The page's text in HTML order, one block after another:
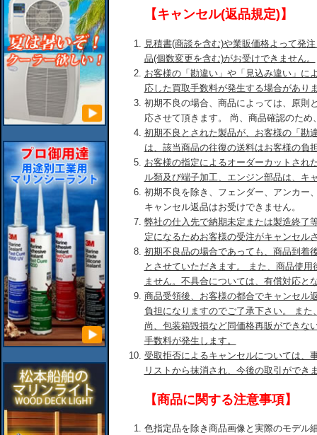
【キャンセル(返品規定)】
見積書(商談を含む)や業販価格よって発
品(個数変更を含む)がお受けできません。
お客様の「勘違い」や「見込み違い」に
応した買取手数料が発生する場合があり
初期不良の場合、商品によっては、原則
応させて頂きます。 尚、商品確認のた
初期不良とされた製品が、お客様の「勘
は、該当商品の往復の送料はお客様の負
お客様の指定によるオーダーカットされ
ル類及び端子加工、エンジン部品は、キ
初期不良を除き、フェンダー、アンカー
キャンセル返品はお受けできません。
弊社の仕入先で納期未定または製造終了
定になるためお客様の受注がキャンセル
初期不良品の場合であっても、商品到着
とさせていただきます。 また、商品使
ません。不具合については、有償対応と
商品受領後、お客様の都合でキャンセル
負担になりますのでご了承下さい。 ま
尚、包装箱毀損など同価格再販ができな
手数料が発生します。
受取拒否によるキャンセルについては、
リストから抹消され、今後の取引ができ
【商品に関する注意事項】
色指定品を除き商品画像と実際のモデル